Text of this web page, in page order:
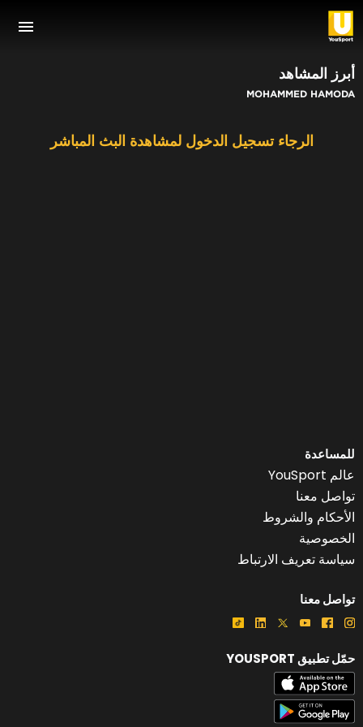
أبرز المشاهد
MOHAMMED HAMODA
الرجاء تسجيل الدخول لمشاهدة البث المباشر
للمساعدة
عالم YouSport
تواصل معنا
الأحكام والشروط
الخصوصية
سياسة تعريف الارتباط
تواصل معنا
حمّل تطبيق YOUSPORT